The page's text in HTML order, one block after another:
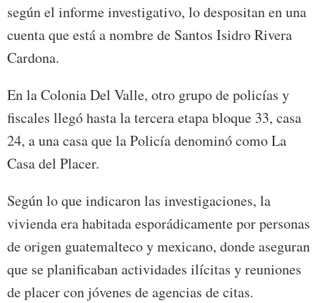
según el informe investigativo, lo despositan en una
cuenta que está a nombre de Santos Isidro Rivera
Cardona.
En la Colonia Del Valle, otro grupo de policías y
fiscales llegó hasta la tercera etapa bloque 33, casa
24, a una casa que la Policía denominó como La
Casa del Placer.
Según lo que indicaron las investigaciones, la
vivienda era habitada esporádicamente por personas
de origen guatemalteco y mexicano, donde aseguran
que se planificaban actividades ilícitas y reuniones
de placer con jóvenes de agencias de citas.